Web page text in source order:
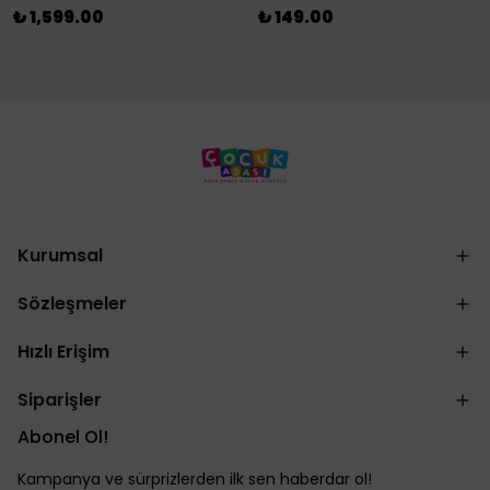
₺ 1,599.00 ₺ 149.00
Kurumsal
Sözleşmeler
Hızlı Erişim
Siparişler
Abonel Ol!
Kampanya ve sürprizlerden ilk sen haberdar ol!